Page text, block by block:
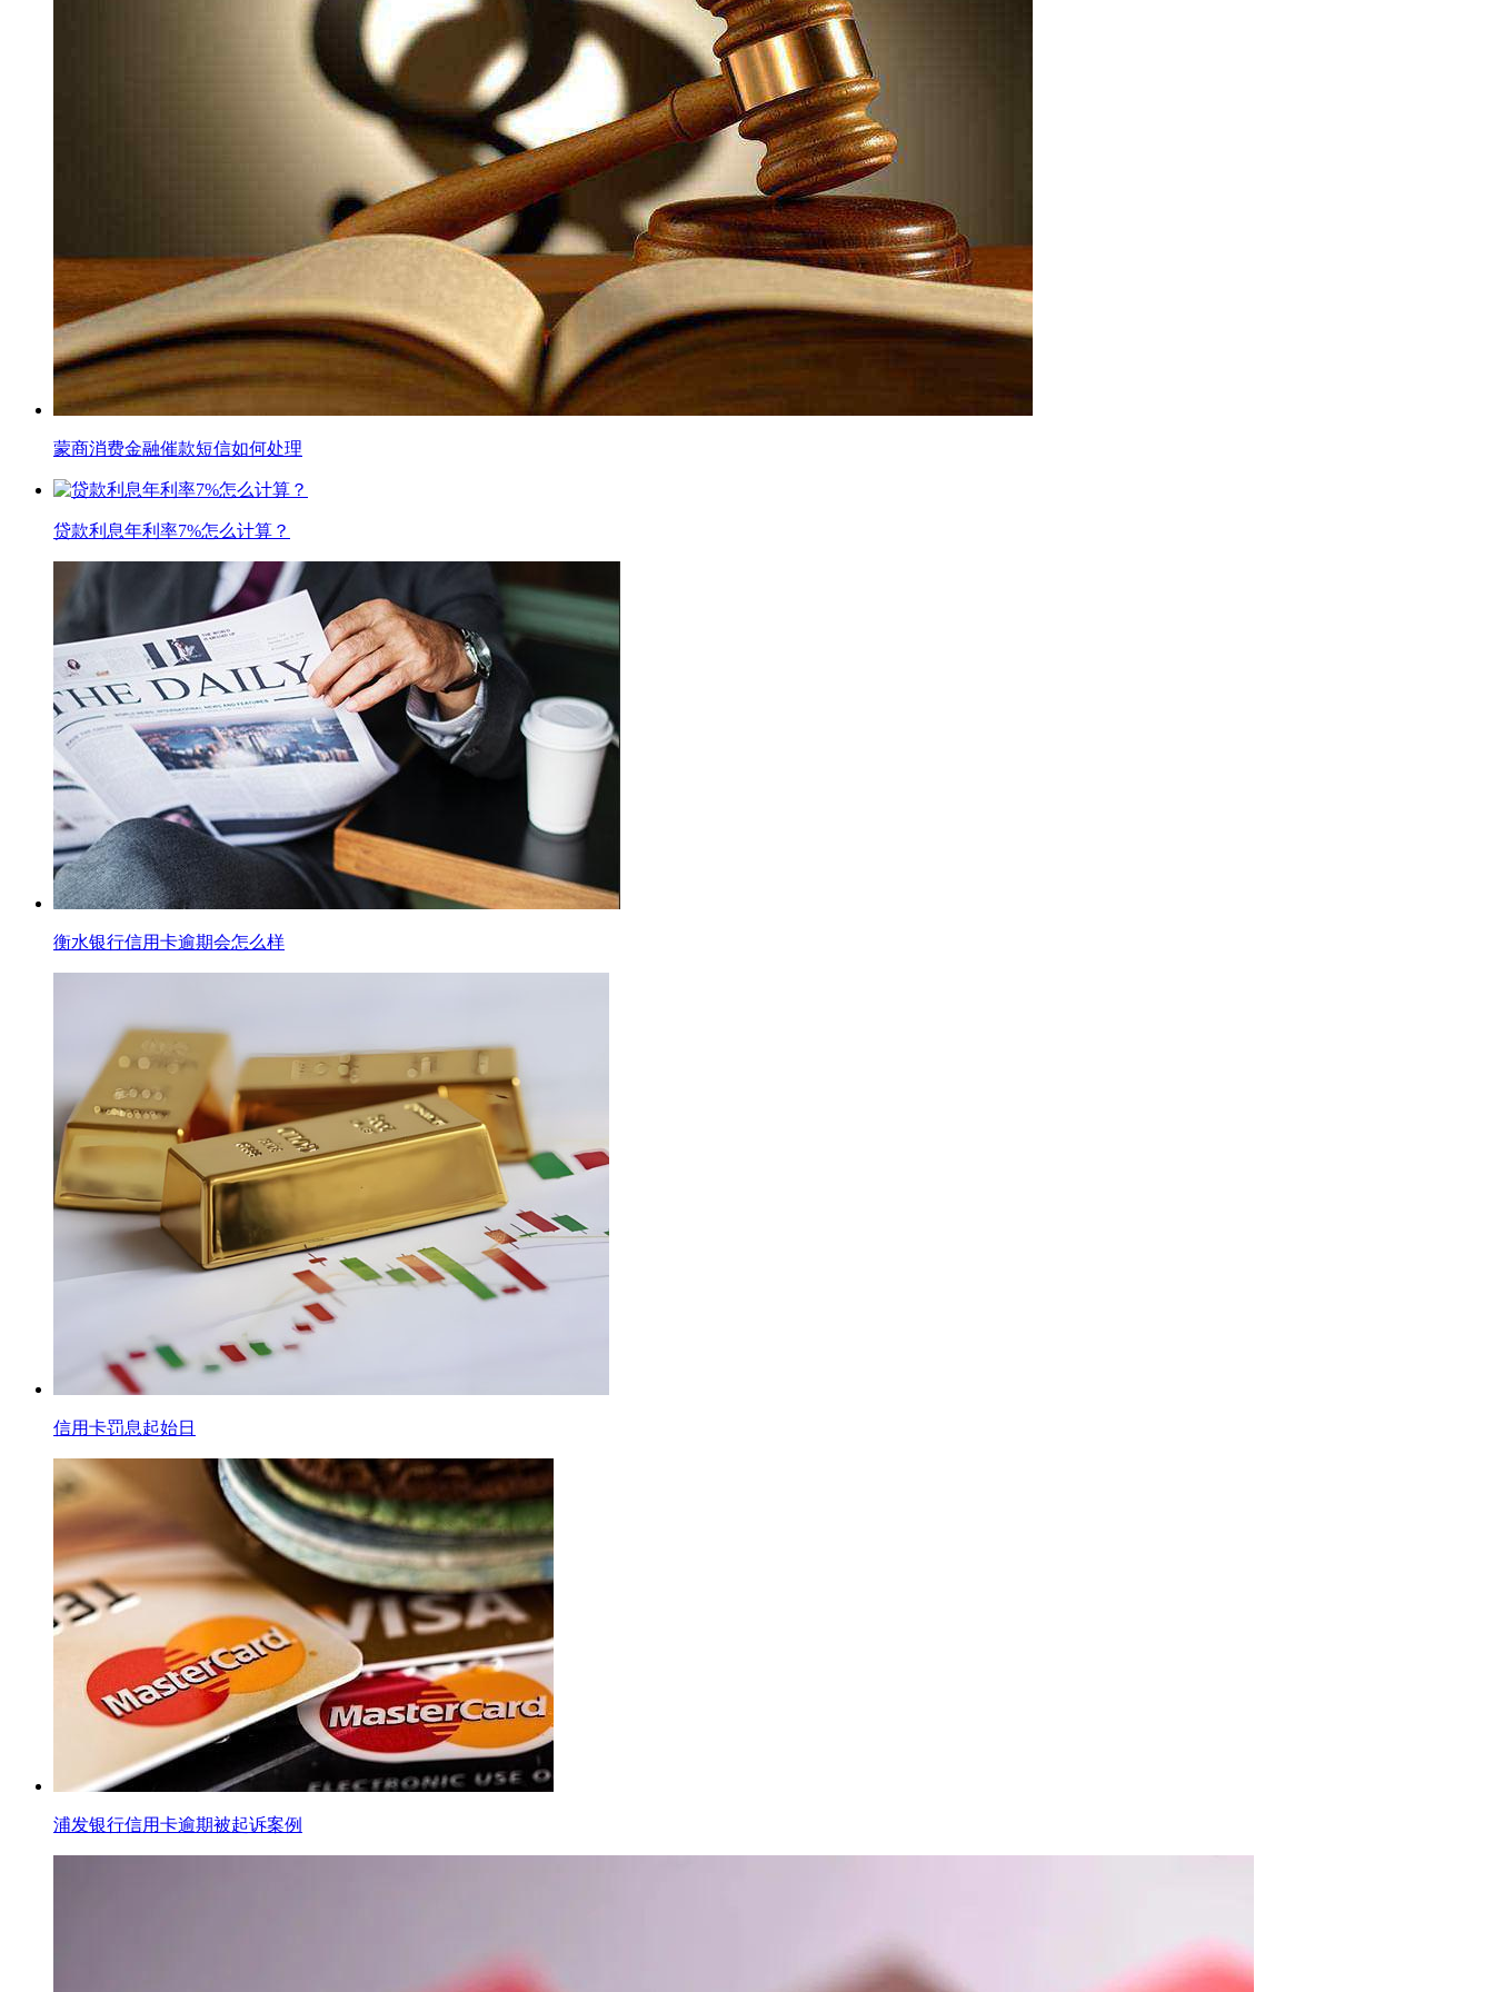
蒙商消费金融催款短信如何处理
贷款利息年利率7%怎么计算？
衡水银行信用卡逾期会怎么样
信用卡罚息起始日
浦发银行信用卡逾期被起诉案例